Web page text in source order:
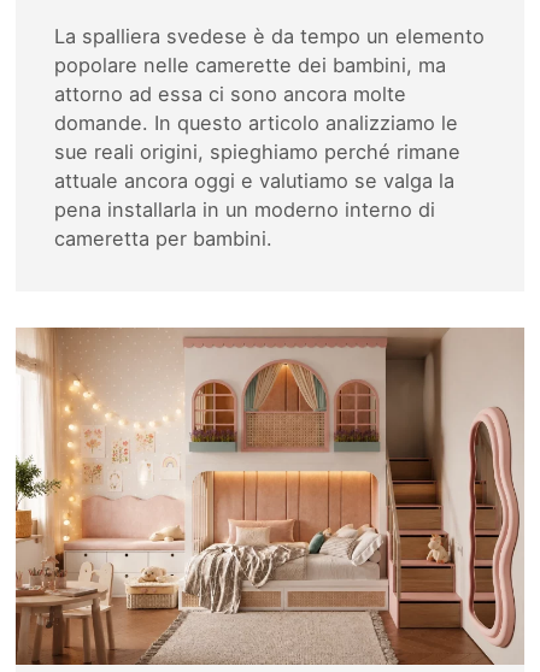
La spalliera svedese è da tempo un elemento
popolare nelle camerette dei bambini, ma
attorno ad essa ci sono ancora molte
domande. In questo articolo analizziamo le
sue reali origini, spieghiamo perché rimane
attuale ancora oggi e valutiamo se valga la
pena installarla in un moderno interno di
cameretta per bambini.